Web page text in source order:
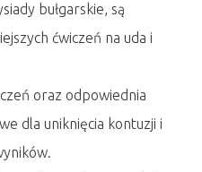
bułgarskie, są
ćwiczeń na uda i
oraz odpowiednia
dla uniknięcia kontuzji i